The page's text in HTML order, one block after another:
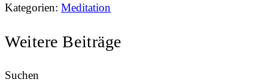
Kategorien:Meditation
Weitere Beiträge
Suchen